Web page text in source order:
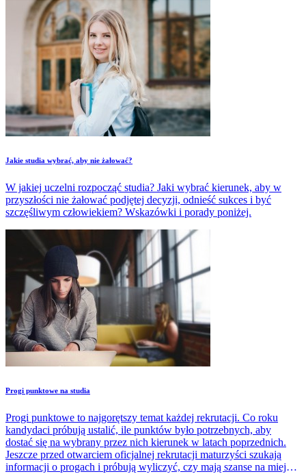
Jakie studia wybrać, aby nie żałować?
W jakiej uczelni rozpocząć studia? Jaki wybrać kierunek, aby w
przyszłości nie żałować podjętej decyzji, odnieść sukces i być
szczęśliwym człowiekiem? Wskazówki i porady poniżej.
Progi punktowe na studia
Progi punktowe to najgorętszy temat każdej rekrutacji. Co roku
kandydaci próbują ustalić, ile punktów było potrzebnych, aby
dostać się na wybrany przez nich kierunek w latach poprzednich.
Jeszcze przed otwarciem oficjalnej rekrutacji maturzyści szukają
informacji o progach i próbują wyliczyć, czy mają szanse na miejsce